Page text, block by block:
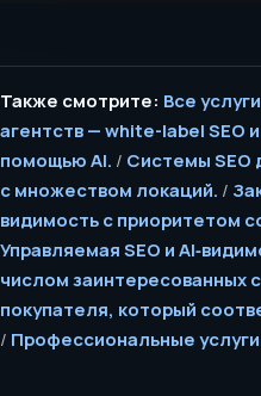
Также смотрите: Все услуги
агентств — white-label SEO
помощью AI. / Системы SEO
с множеством локаций. /
видимость с приоритетом
Управляемая SEO и
числом заинтересованных
покупателя, который
/ Профессиональные услуги